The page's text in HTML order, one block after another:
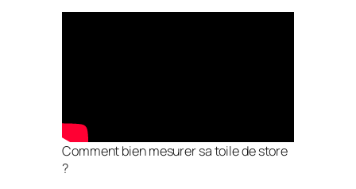
Comment bien mesurer sa toile de store
?